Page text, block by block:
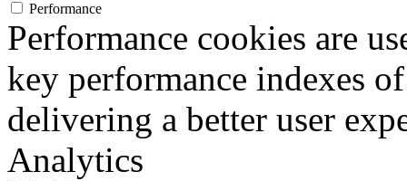
Performance
Performance cookies are
key performance indexes
delivering a better user
Analytics